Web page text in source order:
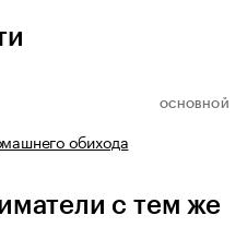
ОСНОВНОЙ
обихода
с тем же